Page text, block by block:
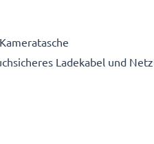
Ladekabel und